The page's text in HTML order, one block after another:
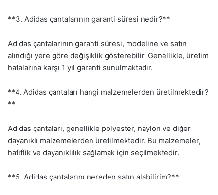
**3. Adidas çantalarının garanti süresi nedir?**
Adidas çantalarının garanti süresi, modeline ve satın
alındığı yere göre değişiklik gösterebilir. Genellikle, üretim
hatalarına karşı 1 yıl garanti sunulmaktadır.
**4. Adidas çantaları hangi malzemelerden üretilmektedir?
**
Adidas çantaları, genellikle polyester, naylon ve diğer
dayanıklı malzemelerden üretilmektedir. Bu malzemeler,
hafiflik ve dayanıklılık sağlamak için seçilmektedir.
**5. Adidas çantalarını nereden satın alabilirim?**